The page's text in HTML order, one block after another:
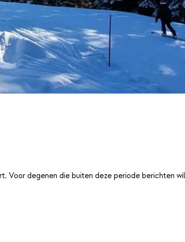
Voor degenen die buiten deze periode berichten